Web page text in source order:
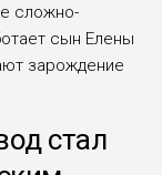
сложно-
сын Елены
зарождение
стал